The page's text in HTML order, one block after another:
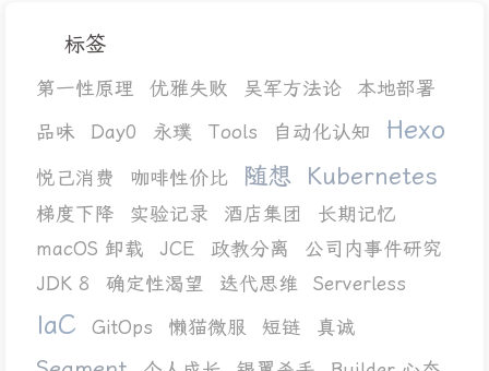
标签
第一性原理 优雅失败 吴军方法论
本地部署
品味
Day0 永璞 Tools 自动化认知 Hexo
悦己消费 咖啡性价比 随想 Kubernetes
梯度下降 实验记录 酒店集团
长期记忆
macOS 卸载
JCE 政教分离
公司内事件研究
JDK 8
确定性渴望 迭代思维 Serverless
IaC GitOps 懒猫微服 短链 真诚